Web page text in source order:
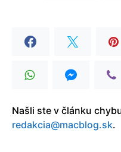
Našli ste v článku
redakcia@macblog.sk.